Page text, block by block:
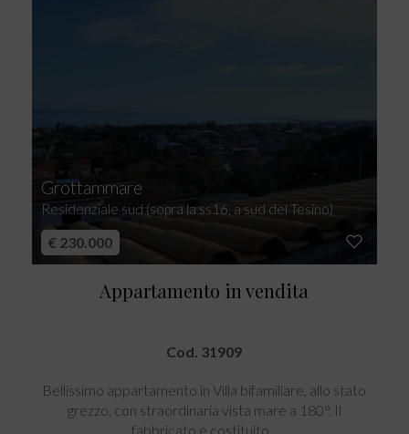
Grottammare
Residenziale sud (sopra la ss16, a sud del Tesino)
€ 230.000
Appartamento in vendita
Cod. 31909
Bellissimo appartamento in Villa bifamiliare, allo stato
grezzo, con straordinaria vista mare a 180°. Il
fabbricato è costituito...